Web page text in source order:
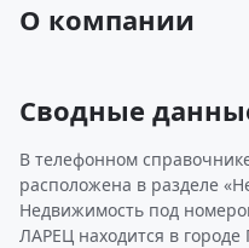
О компании
Сводные
В телефонном
расположена в разделе
Недвижимость под
ЛАРЕЦ находится в